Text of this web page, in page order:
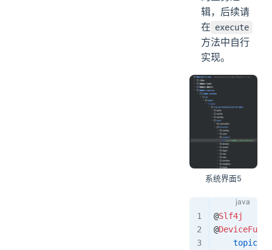
辑，后续请
在 execute
方法中自行
实现。
系统界面5
@Slf4j
@DeviceFunc
    topic